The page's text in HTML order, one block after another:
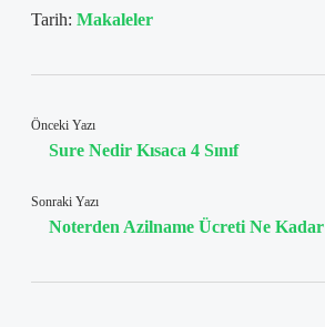
Tarih: Makaleler
Önceki Yazı
Sure Nedir Kısaca 4 Sınıf
Sonraki Yazı
Noterden Azilname Ücreti Ne Kadar